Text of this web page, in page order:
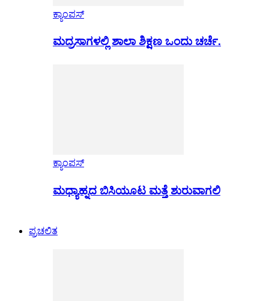
ಕ್ಯಾಂಪಸ್
ಮದ್ರಸಾಗಳಲ್ಲಿ ಶಾಲಾ ಶಿಕ್ಷಣ ಒಂದು ಚರ್ಚೆ.
ಕ್ಯಾಂಪಸ್
ಮಧ್ಯಾಹ್ನದ ಬಿಸಿಯೂಟ ಮತ್ತೆ ಶುರುವಾಗಲಿ
ಪ್ರಚಲಿತ